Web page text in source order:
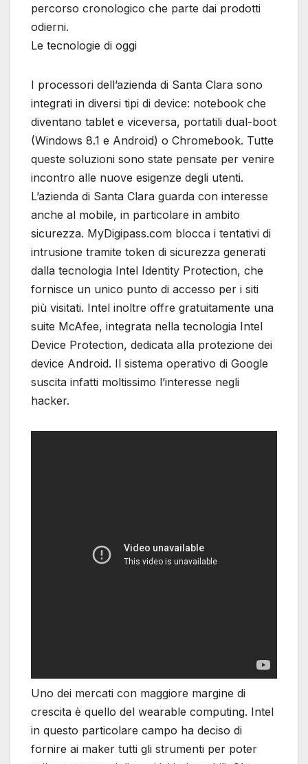
percorso cronologico che parte dai prodotti
odierni.
Le tecnologie di oggi
I processori dell’azienda di Santa Clara sono
integrati in diversi tipi di device: notebook che
diventano tablet e viceversa, portatili dual-boot
(Windows 8.1 e Android) o Chromebook. Tutte
queste soluzioni sono state pensate per venire
incontro alle nuove esigenze degli utenti.
L’azienda di Santa Clara guarda con interesse
anche al mobile, in particolare in ambito
sicurezza. MyDigipass.com blocca i tentativi di
intrusione tramite token di sicurezza generati
dalla tecnologia Intel Identity Protection, che
fornisce un unico punto di accesso per i siti
più visitati. Intel inoltre offre gratuitamente una
suite McAfee, integrata nella tecnologia Intel
Device Protection, dedicata alla protezione dei
device Android. Il sistema operativo di Google
suscita infatti moltissimo l’interesse negli
hacker.
Uno dei mercati con maggiore margine di
crescita è quello del wearable computing. Intel
in questo particolare campo ha deciso di
fornire ai maker tutti gli strumenti per poter